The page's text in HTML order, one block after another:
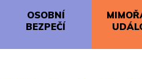
OSOBNÍ
BEZPEČÍ